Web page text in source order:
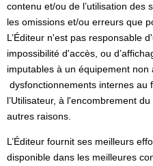
contenu et/ou de l’utilisation des
les omissions et/ou erreurs que
L’Éditeur n'est pas responsable
impossibilité d'accès, ou
imputables à un équipement non
dysfonctionnements internes au
l’Utilisateur, à l'encombrement
autres raisons.
L’Éditeur fournit ses meilleurs
disponible dans les meilleures